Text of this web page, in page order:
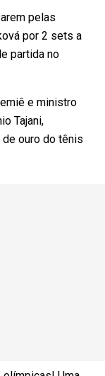
pelas
por 2 sets a
partida no
e ministro
Tajani,
ouro do tênis